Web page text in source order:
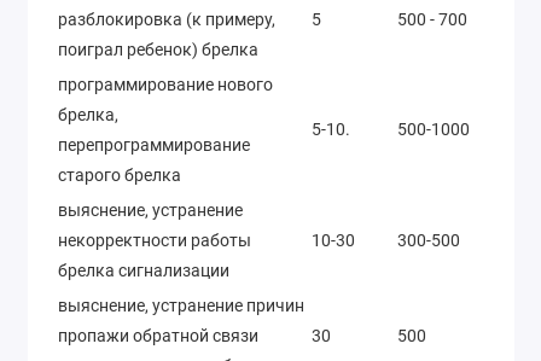
разблокировка (к примеру,
поиграл ребенок) брелка
5 500 - 700
программирование нового
брелка,
перепрограммирование
старого брелка
5-10. 500-1000
выяснение, устранение
некорректности работы
брелка сигнализации
10-30 300-500
выяснение, устранение причин
пропажи обратной связи
30 500